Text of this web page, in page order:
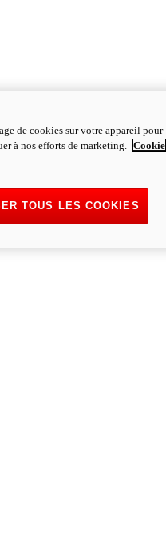
de cookies sur votre appareil pour
à nos efforts de marketing. Cookie
TOUS LES COOKIES